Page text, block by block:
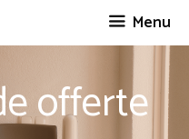
Menu
offerte